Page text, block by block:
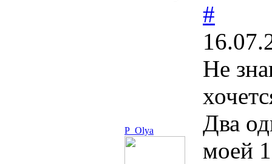
P_Olya
#
Не
Два
моей